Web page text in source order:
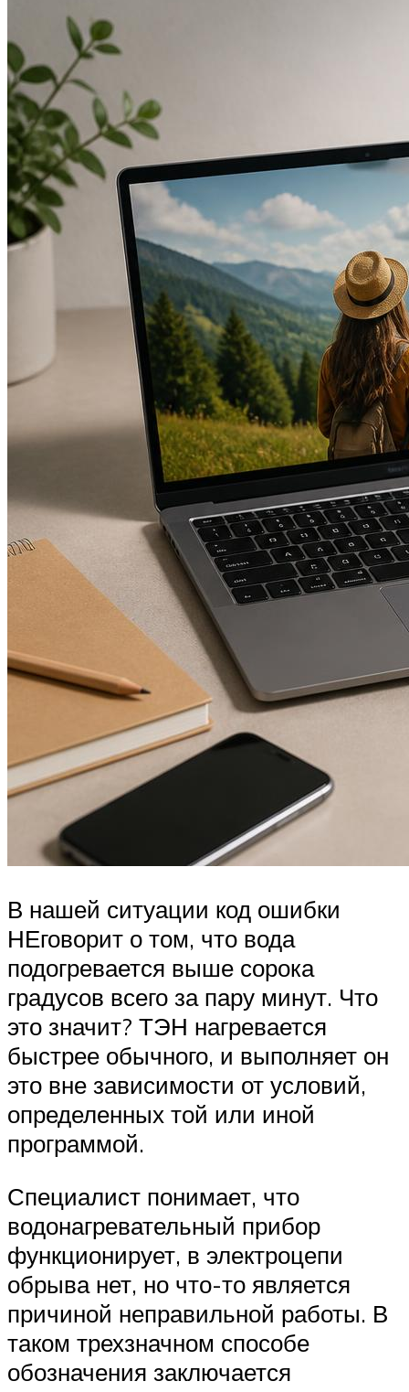
В нашей ситуации код ошибки
НЕговорит о том, что вода
подогревается выше сорока
градусов всего за пару минут. Что
это значит? ТЭН нагревается
быстрее обычного, и выполняет он
это вне зависимости от условий,
определенных той или иной
программой.
Специалист понимает, что
водонагревательный прибор
функционирует, в электроцепи
обрыва нет, но что-то является
причиной неправильной работы. В
таком трехзначном способе
обозначения заключается